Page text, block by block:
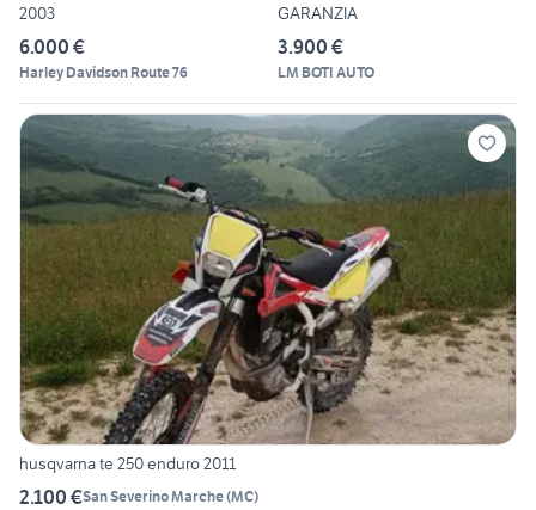
2003
6.000 €
Harley Davidson Route 76
GARANZIA
3.900 €
LM BOTI AUTO
husqvarna te 250 enduro 2011
2.100 €San Severino Marche(MC)